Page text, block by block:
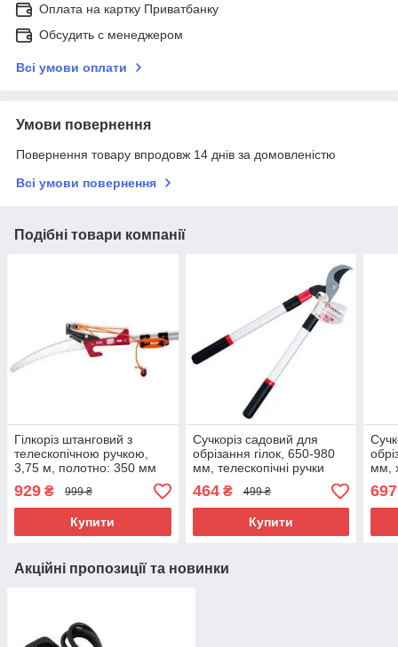
Оплата на картку Приватбанку
Обсудить с менеджером
Всі умови оплати
Умови повернення
Повернення товару впродовж 14 днів за домовленістю
Всі умови повернення
Подібні товари компанії
Гілкоріз штанговий з
телескопічною ручкою,
3,75 м, полотно: 350 мм
929 ₴ 999 ₴
Купити
Сучкоріз садовий для
обрізання гілок, 650-980
мм, телескопічні ручки
464₴ 499 ₴
Купити
мм,
697
Акційні пропозиції та новинки